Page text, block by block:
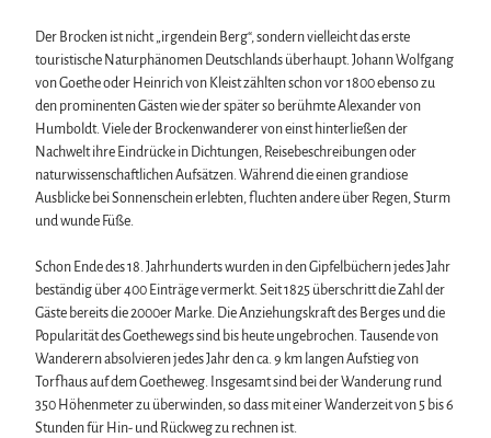
Der Brocken ist nicht „irgendein Berg“, sondern vielleicht das erste
touristische Naturphänomen Deutschlands überhaupt. Johann Wolfgang
von Goethe oder Heinrich von Kleist zählten schon vor 1800 ebenso zu
den prominenten Gästen wie der später so berühmte Alexander von
Humboldt. Viele der Brockenwanderer von einst hinterließen der
Nachwelt ihre Eindrücke in Dichtungen, Reisebeschreibungen oder
naturwissenschaftlichen Aufsätzen. Während die einen grandiose
Ausblicke bei Sonnenschein erlebten, fluchten andere über Regen, Sturm
und wunde Füße.
Schon Ende des 18. Jahrhunderts wurden in den Gipfelbüchern jedes Jahr
beständig über 400 Einträge vermerkt. Seit 1825 überschritt die Zahl der
Gäste bereits die 2000er Marke. Die Anziehungskraft des Berges und die
Popularität des Goethewegs sind bis heute ungebrochen. Tausende von
Wanderern absolvieren jedes Jahr den ca. 9 km langen Aufstieg von
Torfhaus auf dem Goetheweg. Insgesamt sind bei der Wanderung rund
350 Höhenmeter zu überwinden, so dass mit einer Wanderzeit von 5 bis 6
Stunden für Hin- und Rückweg zu rechnen ist.